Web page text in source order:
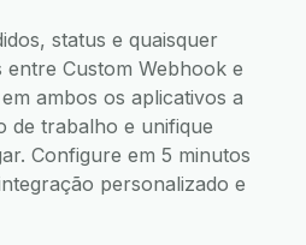
status e quaisquer
Custom Webhook e
ambos os aplicativos a
de trabalho e unifique
Configure em 5 minutos
personalizado e